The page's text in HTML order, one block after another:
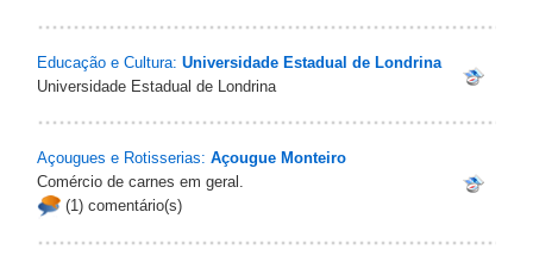
Educação e Cultura: Universidade Estadual de Londrina
Universidade Estadual de Londrina
Açougues e Rotisserias: Açougue Monteiro
Comércio de carnes em geral.
(1) comentário(s)